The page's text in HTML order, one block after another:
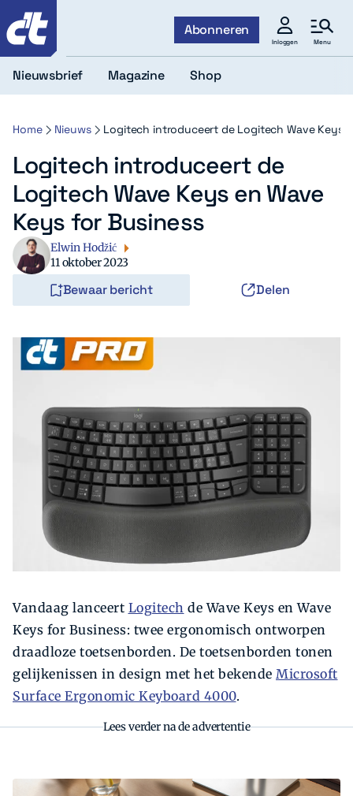
Abonneren
Inloggen Menu
Zoeken Zoek
Nieuwsbrief Magazine Shop
Home Nieuws Logitech introduceert de Logitech Wave Keys
Logitech introduceert de
Logitech Wave Keys en Wave
Keys for Business
Elwin Hodžić
11 oktober 2023
Bewaar bericht Delen
Vandaag lanceert Logitech de Wave Keys en Wave
Keys for Business: twee ergonomisch ontworpen
draadloze toetsenborden. De toetsenborden tonen
gelijkenissen in design met het bekende Microsoft
Surface Ergonomic Keyboard 4000.
Lees verder na de advertentie